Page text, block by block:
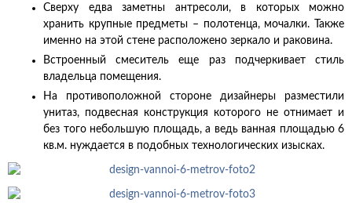
Сверху едва заметны антресоли, в которых можно
хранить крупные предметы – полотенца, мочалки. Также
именно на этой стене расположено зеркало и раковина.
Встроенный смеситель еще раз подчеркивает стиль
владельца помещения.
На противоположной стороне дизайнеры разместили
унитаз, подвесная конструкция которого не отнимает и
без того небольшую площадь, а ведь ванная площадью 6
кв.м. нуждается в подобных технологических изысках.